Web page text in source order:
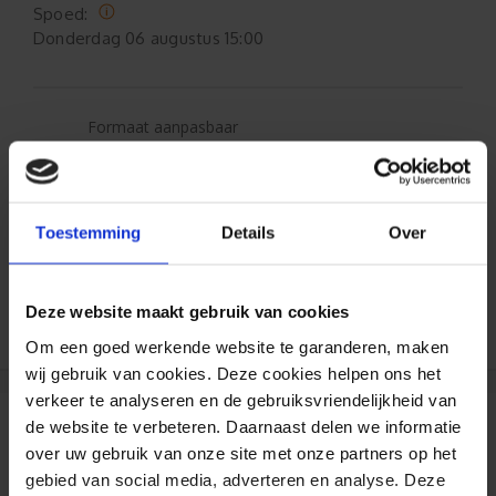
Toestemming Details Over
Deze website maakt gebruik van cookies
Om een goed werkende website te garanderen, maken
wij gebruik van cookies. Deze cookies helpen ons het
verkeer te analyseren en de gebruiksvriendelijkheid van
de website te verbeteren. Daarnaast delen we informatie
over uw gebruik van onze site met onze partners op het
gebied van social media, adverteren en analyse. Deze
Spoed:
Donderdag 06 augustus 15:00
Formaat aanpasbaar
Al 35 jaar ervaring!
bestellen (lees de onafhankelijke reviews)
Reviews